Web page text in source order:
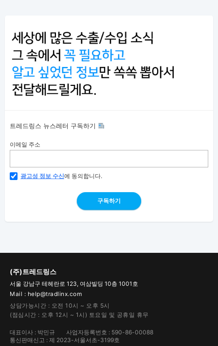
트레드링스 뉴스레터 구독하기
이메일 주소
광고성 정보 수신에 동의합니다.
구독하기
(주)트레드링스
서울 강남구 테헤란로 123, 여삼빌딩 10층 1001호
Mail : help@tradlinx.com
상담가능시간 : 오전 10시 ~ 오후 5시
(점심시간 : 오후 12시 ~ 1시) 토요일 및 공휴일 휴무
대표이사 : 박민규
사업자등록번호 : 590-86-00088
통신판매신고 : 제 2023-서울서초-3199호